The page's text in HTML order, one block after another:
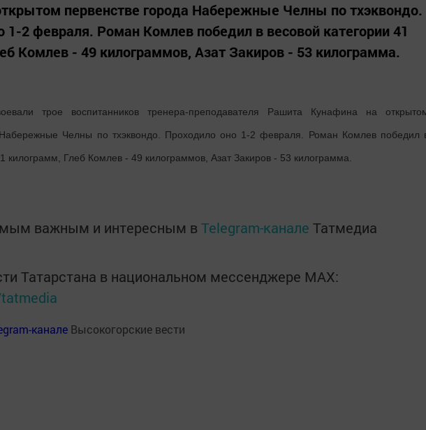
первенстве города Набережные Челны по тхэквондо.
1-2 февраля. Роман Комлев победил в весовой категории 41
Комлев - 49 килограммов, Азат Закиров - 53 килограмма.
трое воспитанников тренера-преподавателя Рашита Кунафина на
Набережные Челны по тхэквондо. Проходило оно 1-2 февраля. Роман Комлев победил
килограмм, Глеб Комлев - 49 килограммов, Азат Закиров - 53 килограмма.
важным и интересным в Telegram-канале Татмедиа
Татарстана в национальном мессенджере MАХ:
канале Высокогорские вести